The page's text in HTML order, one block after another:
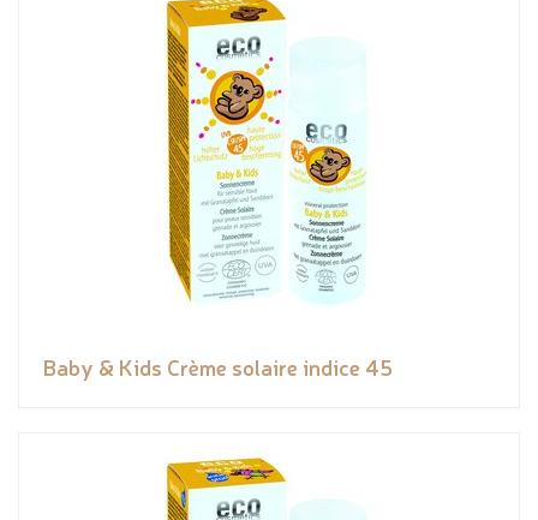
Baby & Kids Crème solaire indice 45